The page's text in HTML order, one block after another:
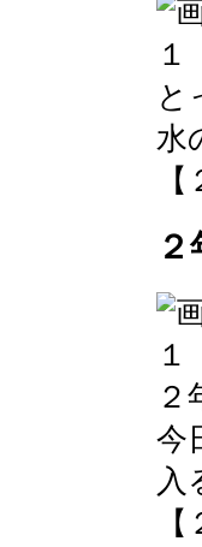
と
水
２
今
入